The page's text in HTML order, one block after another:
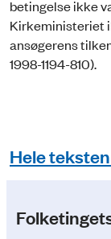
betingelse ikke
Kirkeministeriet
ansøgerens
1998-1194-810).
Hele